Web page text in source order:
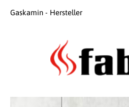
Gaskamin - Hersteller